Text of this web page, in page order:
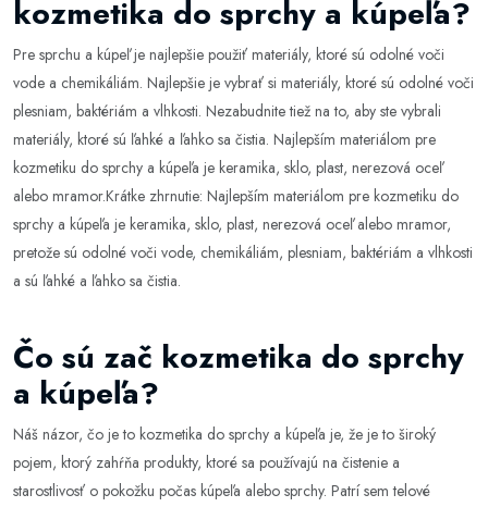
kozmetika do sprchy a kúpeľa?
Pre sprchu a kúpeľ je najlepšie použiť materiály, ktoré sú odolné voči
vode a chemikáliám. Najlepšie je vybrať si materiály, ktoré sú odolné voči
plesniam, baktériám a vlhkosti. Nezabudnite tiež na to, aby ste vybrali
materiály, ktoré sú ľahké a ľahko sa čistia. Najlepším materiálom pre
kozmetiku do sprchy a kúpeľa je keramika, sklo, plast, nerezová oceľ
alebo mramor.Krátke zhrnutie: Najlepším materiálom pre kozmetiku do
sprchy a kúpeľa je keramika, sklo, plast, nerezová oceľ alebo mramor,
pretože sú odolné voči vode, chemikáliám, plesniam, baktériám a vlhkosti
a sú ľahké a ľahko sa čistia.
Čo sú zač kozmetika do sprchy
a kúpeľa?
Náš názor, čo je to kozmetika do sprchy a kúpeľa je, že je to široký
pojem, ktorý zahŕňa produkty, ktoré sa používajú na čistenie a
starostlivosť o pokožku počas kúpeľa alebo sprchy. Patrí sem telové